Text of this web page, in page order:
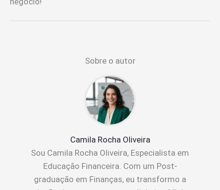
Sobre o autor
Camila Rocha Oliveira
Sou Camila Rocha Oliveira, Especialista em
Educação Financeira. Com um Post-
graduação em Finanças, eu transformo a